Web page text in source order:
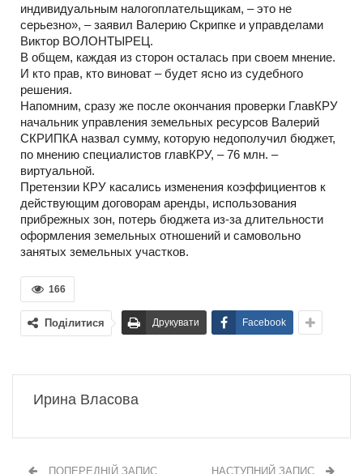
индивидуальным налогоплательщикам, – это не
серьезно», – заявил Валерию Скрипке и управделами
Виктор ВОЛОНТЫРЕЦ.
В общем, каждая из сторон осталась при своем мнение.
И кто прав, кто виноват – будет ясно из судебного
решения.
Напомним, сразу же после окончания проверки ГлавКРУ
начальник управления земельных ресурсов Валерий
СКРИПКА назвал сумму, которую недополучил бюджет,
по мнению специалистов главКРУ, – 76 млн. –
виртуальной.
Претензии КРУ касались изменения коэффициентов к
действующим договорам аренды, использования
прибрежных зон, потерь бюджета из-за длительности
оформления земельных отношений и самовольно
занятых земельных участков.
166
Поділитися Друкувати Facebook
Ирина Власова
ПОПЕРЕДНІЙ ЗАПИС НАСТУПНИЙ ЗАПИС